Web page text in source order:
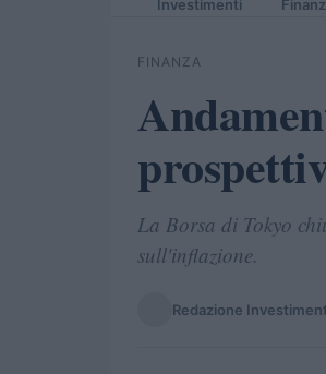
Investimenti
FINANZA
La Borsa di Tokyo
sull'inflazione.
Redazione